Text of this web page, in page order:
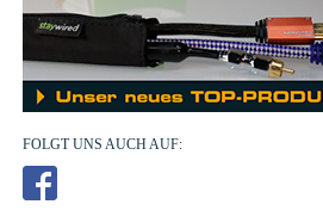
FOLGT UNS AUCH AUF: